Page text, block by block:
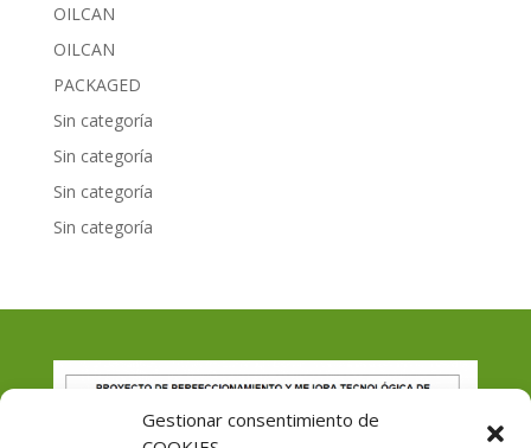
Gestionar consentimiento de
OILCAN
OILCAN
PACKAGED
Sin categoría
Sin categoría
Sin categoría
Sin categoría